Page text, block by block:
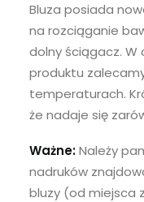
Bluza posiada
na rozciąganie
dolny ściągacz. W
produktu
temperaturach.
że nadaje się
Ważne:Należy
nadruków
bluzy (od miejsca